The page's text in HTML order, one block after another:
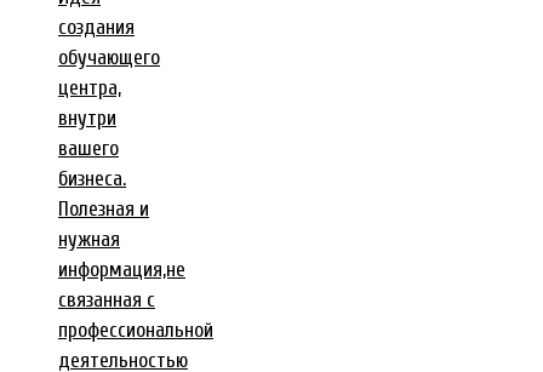
создания
обучающего
центра,
внутри
вашего
бизнеса.
Полезная и
нужная
информация,не
связанная с
профессиональной
деятельностью